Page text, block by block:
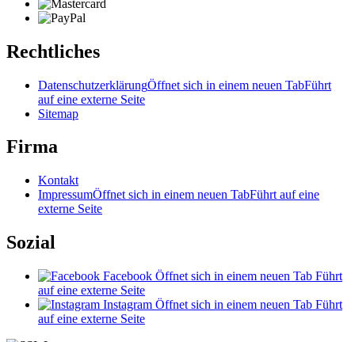
Rechtliches
DatenschutzerklärungÖffnet sich in einem neuen TabFührt
auf eine externe Seite
Sitemap
Firma
Kontakt
ImpressumÖffnet sich in einem neuen TabFührt auf eine
externe Seite
Sozial
Facebook Öffnet sich in einem neuen Tab Führt
auf eine externe Seite
Instagram Öffnet sich in einem neuen Tab Führt
auf eine externe Seite